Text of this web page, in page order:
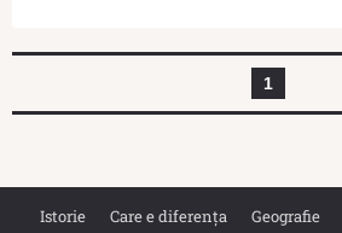
1
Istorie Care e diferența Geografie